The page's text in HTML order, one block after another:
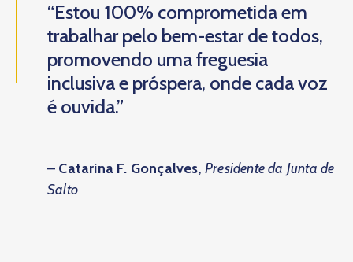
“Estou 100% comprometida em
trabalhar pelo bem-estar de todos,
promovendo uma freguesia
inclusiva e próspera, onde cada voz
é ouvida.”
– Catarina F. Gonçalves, Presidente da Junta de
Salto